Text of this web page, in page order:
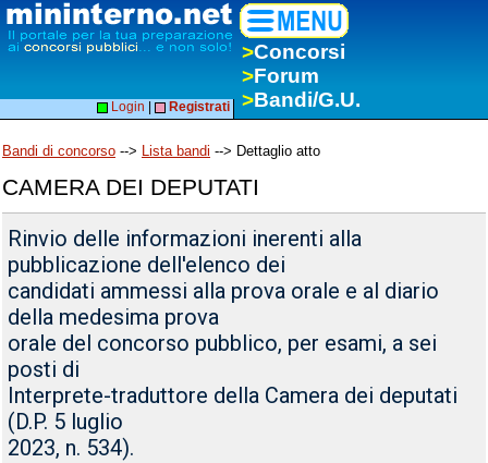
>Concorsi
>Forum
>Bandi/G.U.
Login Registrati
Bandi di concorso --> Lista bandi --> Dettaglio atto
CAMERA DEI DEPUTATI
Rinvio delle informazioni inerenti alla
pubblicazione dell'elenco dei
candidati ammessi alla prova orale e al diario
della medesima prova
orale del concorso pubblico, per esami, a sei
posti di
Interprete-traduttore della Camera dei deputati
(D.P. 5 luglio
2023, n. 534).